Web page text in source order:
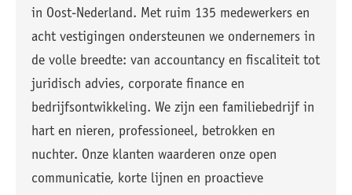
in Oost-Nederland. Met ruim 135 medewerkers en
acht vestigingen ondersteunen we ondernemers in
de volle breedte: van accountancy en fiscaliteit tot
juridisch advies, corporate finance en
bedrijfsontwikkeling. We zijn een familiebedrijf in
hart en nieren, professioneel, betrokken en
nuchter. Onze klanten waarderen onze open
communicatie, korte lijnen en proactieve